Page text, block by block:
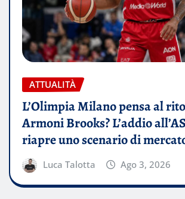
ATTUALITÀ
L’Olimpia Milano pensa al
Armoni Brooks? L’addio
riapre uno scenario di
Luca Talotta Ago 3, 2026